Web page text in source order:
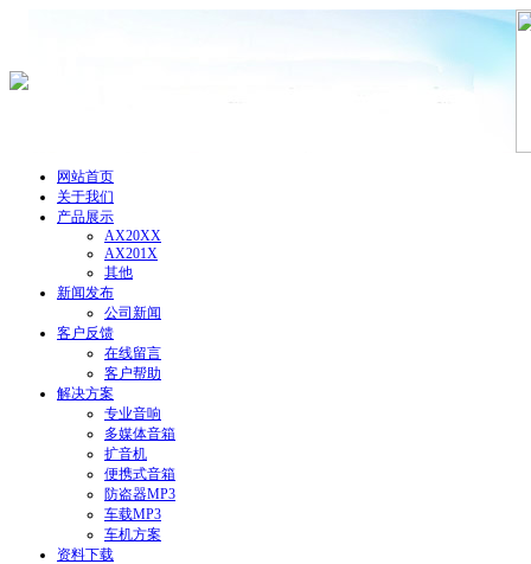
网站首页
关于我们
产品展示
AX20XX
AX201X
其他
新闻发布
公司新闻
客户反馈
在线留言
客户帮助
解决方案
专业音响
多媒体音箱
扩音机
便携式音箱
防盗器MP3
车载MP3
车机方案
资料下载